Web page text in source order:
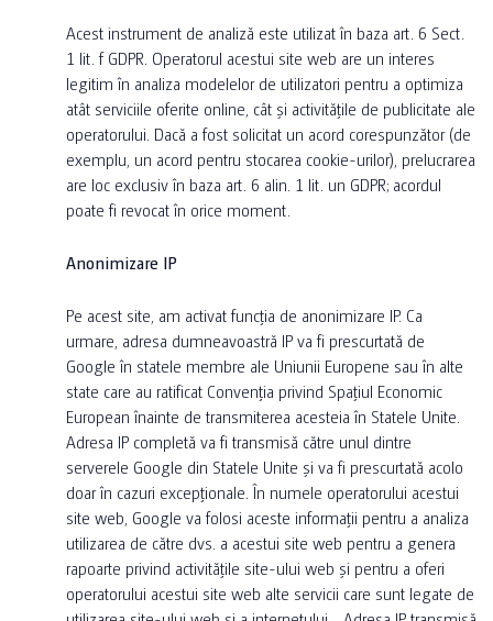
Acest instrument de analiză este utilizat în baza art. 6 Sect.
1 lit. f GDPR. Operatorul acestui site web are un interes
legitim în analiza modelelor de utilizatori pentru a optimiza
atât serviciile oferite online, cât și activitățile de publicitate ale
operatorului. Dacă a fost solicitat un acord corespunzător (de
exemplu, un acord pentru stocarea cookie-urilor), prelucrarea
are loc exclusiv în baza art. 6 alin. 1 lit. un GDPR; acordul
poate fi revocat în orice moment.
Anonimizare IP
Pe acest site, am activat funcția de anonimizare IP. Ca
urmare, adresa dumneavoastră IP va fi prescurtată de
Google în statele membre ale Uniunii Europene sau în alte
state care au ratificat Convenția privind Spațiul Economic
European înainte de transmiterea acesteia în Statele Unite.
Adresa IP completă va fi transmisă către unul dintre
serverele Google din Statele Unite și va fi prescurtată acolo
doar în cazuri excepționale. În numele operatorului acestui
site web, Google va folosi aceste informații pentru a analiza
utilizarea de către dvs. a acestui site web pentru a genera
rapoarte privind activitățile site-ului web și pentru a oferi
operatorului acestui site web alte servicii care sunt legate de